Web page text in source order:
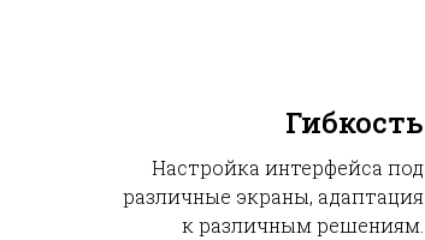
Гибкость
Настройка интерфейса под
различные экраны, адаптация
к различным решениям.